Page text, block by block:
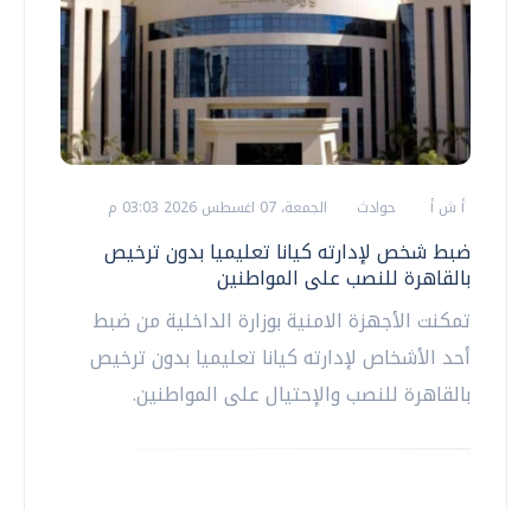
أ ش أ حوادث الجمعة، 07 اغسطس 2026 03:03 م
ضبط شخص لإدارته كيانا تعليميا بدون ترخيص
بالقاهرة للنصب على المواطنين
تمكنت الأجهزة الامنية بوزارة الداخلية من ضبط
أحد الأشخاص لإدارته كيانا تعليميا بدون ترخيص
بالقاهرة للنصب والإحتيال على المواطنين.